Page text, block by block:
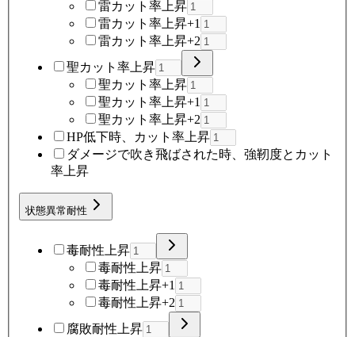
雷カット率上昇
雷カット率上昇+1
雷カット率上昇+2
聖カット率上昇
聖カット率上昇
聖カット率上昇+1
聖カット率上昇+2
HP低下時、カット率上昇
ダメージで吹き飛ばされた時、強靭度とカット
率上昇
状態異常耐性
毒耐性上昇
毒耐性上昇
毒耐性上昇+1
毒耐性上昇+2
腐敗耐性上昇